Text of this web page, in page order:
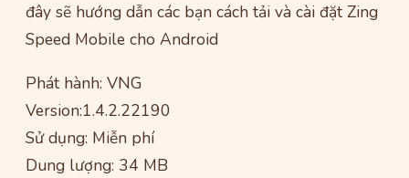
đây sẽ hướng dẫn các bạn cách tải và cài đặt Zing
Speed Mobile cho Android
Phát hành: VNG
Version:1.4.2.22190
Sử dụng: Miễn phí
Dung lượng: 34 MB